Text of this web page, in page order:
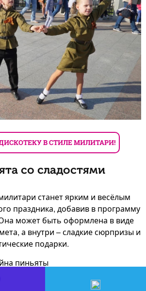
В СТИЛЕ МИЛИТАРИ!
со сладостями
станет ярким и весёлым
праздника, добавив в программу
может быть оформлена в виде
а внутри – сладкие сюрпризы и
подарки.
пиньяты
или черная пиньята в форме